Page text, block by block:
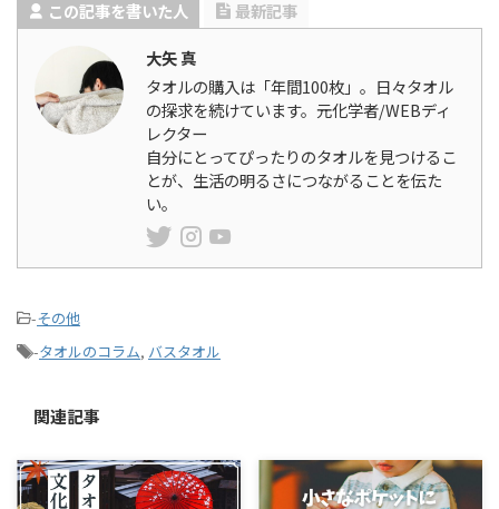
この記事を書いた人
最新記事
大矢 真
タオルの購入は「年間100枚」。日々タオル
の探求を続けています。元化学者/WEBディ
レクター
自分にとってぴったりのタオルを見つけるこ
とが、生活の明るさにつながることを伝た
い。
-その他
-タオルのコラム, バスタオル
関連記事